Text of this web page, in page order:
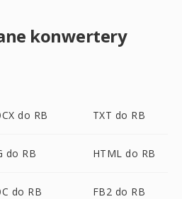
konwertery
do RB TXT do RB
do RB HTML do RB
do RB FB2 do RB